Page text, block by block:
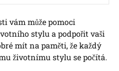
vám může pomoci
stylu a podpořit vaši
mít na paměti, že každý
životnímu stylu se počítá.